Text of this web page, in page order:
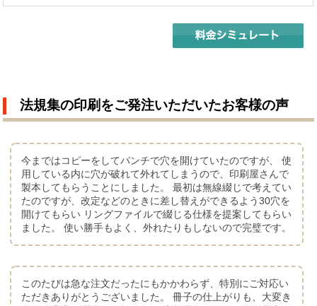
法規集の印刷をご発注いただいたお客様の声
今まではコピーをしてパンチで穴を開けていたのですが、 使
用している内に穴が破れて外れてしまうので、印刷屋さんで
製本してもらうことにしました。 最初は無線綴じで考えてい
たのですが、改定などのときに差し替えができるよう30穴を
開けてもらい リングファイルで綴じる仕様を提案してもらい
ました。 使い勝手もよく、外れたりもしないので完璧です。
このたびは急な注文だったにもかかわらず、特別にご対応い
ただきありがとうございました。 冊子の仕上がりも、大変き